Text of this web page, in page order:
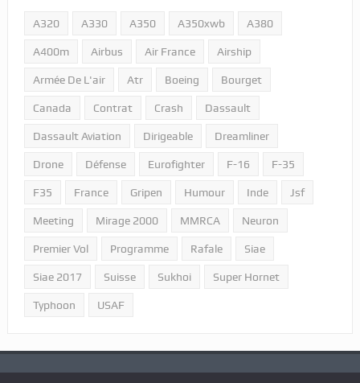
A320 A330 A350 A350xwb A380
A400m Airbus Air France Airship
Armée De L'air Atr Boeing Bourget
Canada Contrat Crash Dassault
Dassault Aviation Dirigeable Dreamliner
Drone Défense Eurofighter F-16 F-35
F35 France Gripen Humour Inde Jsf
Meeting Mirage 2000 MMRCA Neuron
Premier Vol Programme Rafale Siae
Siae 2017 Suisse Sukhoi Super Hornet
Typhoon USAF